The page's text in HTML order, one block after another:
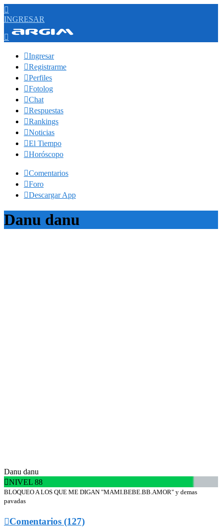

INGRESAR

Ingresar
Registrarme
Perfiles
Fotolog
Chat
Respuestas
Rankings
Noticias
El Tiempo
Horóscopo
Comentarios
Foro
Descargar App
Danu danu
Danu danu
NIVEL 88
BLOQUEO A LOS QUE ME DIGAN "MAMI.BEBE.BB.AMOR" y demas
pavadas
Comentarios (127)